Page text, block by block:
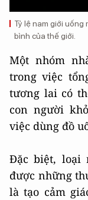
Tỷ lệ nam giới uống
bình của thế giới.
Một nhóm
trong việc
tương lai có
con người
việc dùng đồ
Đặc biệt, loại
được những
là tạo cảm